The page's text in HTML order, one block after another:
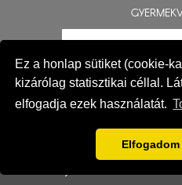
Ez a honlap sütiket (cookie-
kizárólag statisztikai céllal.
elfogadja ezek használatát.
Elfogadom
Fejlesztés: Gerner